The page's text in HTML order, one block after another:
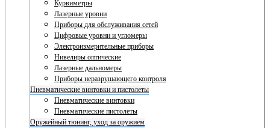
Курвиметры
Лазерные уровни
Приборы для обслуживания сетей
Цифровые уровни и угломеры
Электроизмерительные приборы
Нивелиры оптические
Лазерные дальномеры
Приборы неразрушающего контроля
Пневматические винтовки и пистолеты
Пневматические винтовки
Пневматические пистолеты
Оружейный тюнинг, уход за оружием